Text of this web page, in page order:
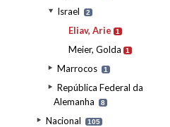
Israel 2
Eliav, Arie 1
Meier, Golda 1
Marrocos 1
República Federal da
Alemanha
8
Nacional 105